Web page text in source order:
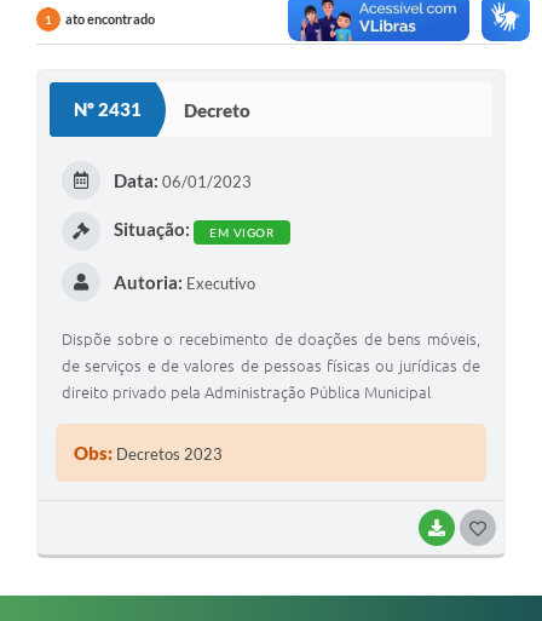
Transparência
Editais
1 ato encontrado
Nº 2431 Decreto
BAIXAR
Data: 06/01/2023
Situação: EM VIGOR
Autoria: Executivo
Dispõe sobre o recebimento de doações de bens móveis,
de serviços e de valores de pessoas físicas ou jurídicas de
direito privado pela Administração Pública Municipal
Obs: Decretos 2023